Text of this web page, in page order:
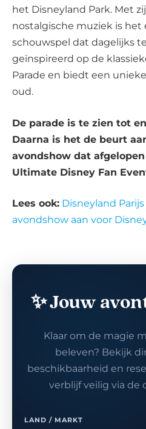
het Disneyland Park. Met
nostalgische muziek is het
schouwspel dat dagelijks
geïnspireerd op de
Parade en biedt een
oud.
De parade is te zien tot
Daarna is het de beurt
avondshow dat afgelopen
Ultimate Disney Fan
Lees ook: Disneyland
avondshow aan voor
✨ Jouw
Klaar om de magie
beleven? Bekijk
beschikbaarheid en
verblijf veilig via de
LAND / MARKT